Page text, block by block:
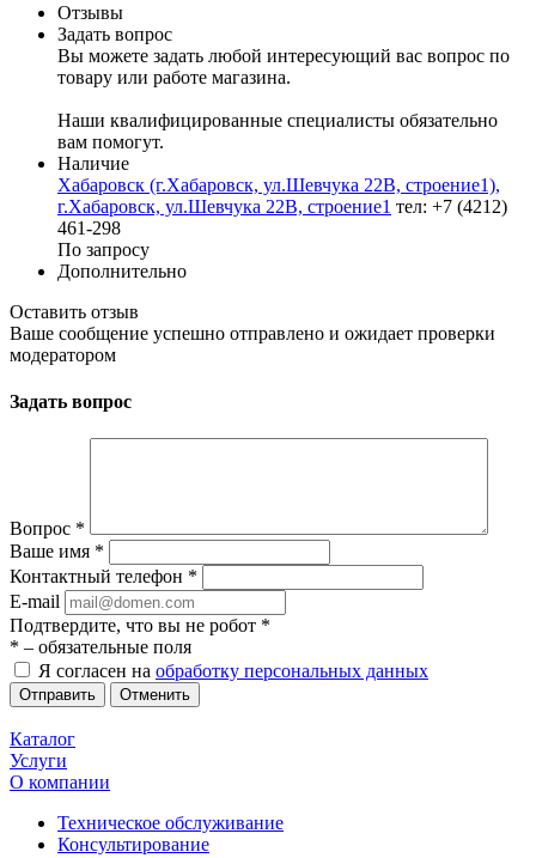
Отзывы
Задать вопрос
Вы можете задать любой интересующий вас вопрос по
товару или работе магазина.
Наши квалифицированные специалисты обязательно
вам помогут.
Наличие
Хабаровск (г.Хабаровск, ул.Шевчука 22В, строение1),
г.Хабаровск, ул.Шевчука 22В, строение1 тел: +7 (4212)
461-298
По запросу
Дополнительно
Оставить отзыв
Ваше сообщение успешно отправлено и ожидает проверки
модератором
Задать вопрос
Вопрос *
Ваше имя *
Контактный телефон *
E-mail
Подтвердите, что вы не робот *
* – обязательные поля
Я согласен на обработку персональных данных
Отменить
Каталог
Услуги
О компании
Техническое обслуживание
Консультирование